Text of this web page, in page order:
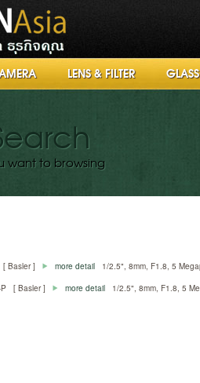
LENS & FILTER
want to browsing
[ Basler ] more detail 1/2.5", 8mm, F1.8, 5
P [ Basler ] more detail 1/2.5", 8mm, F1.8, 5